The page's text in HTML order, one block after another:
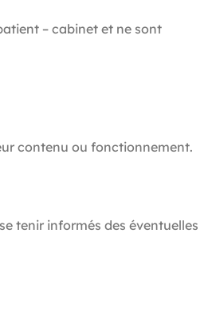
– cabinet et ne sont
contenu ou fonctionnement.
tenir informés des éventuelles